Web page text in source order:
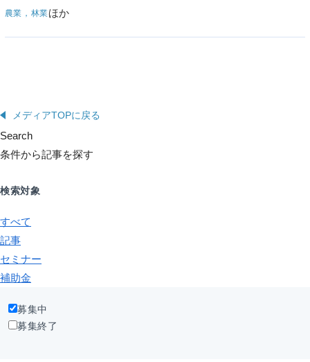
農業，林業ほか
メディアTOPに戻る
Search
条件から記事を探す
検索対象
すべて
記事
セミナー
補助金
募集中
募集終了